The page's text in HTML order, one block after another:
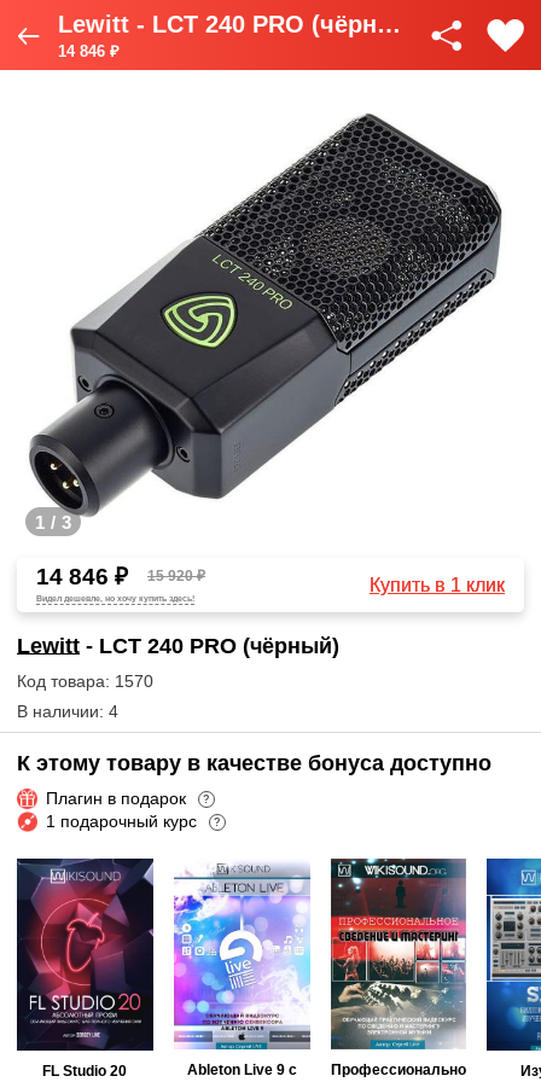
Lewitt - LCT 240 PRO (чёрный)
14 846 ₽
1 / 3
14 846 ₽ 15 920 ₽
Видел дешевле, но хочу купить здесь!
Купить в 1 клик
Lewitt - LCT 240 PRO (чёрный)
Код товара: 1570
В наличии: 4
К этому товару в качестве бонуса доступно
Плагин в подарок ?
1 подарочный курс ?
FL Studio 20
Ableton Live 9 с
Профессионально